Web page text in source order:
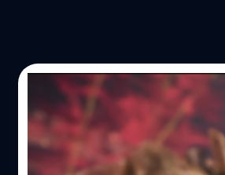
01/02/2022
ชมตัวอย่างใหม่ของ
ผู้จัดจำหน่าย Devolver Digital และ